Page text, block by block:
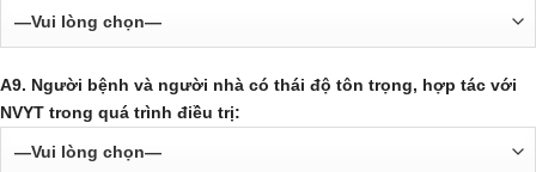
A9. Người bệnh và người nhà có thái độ tôn trọng, hợp tác với
NVYT trong quá trình điều trị: